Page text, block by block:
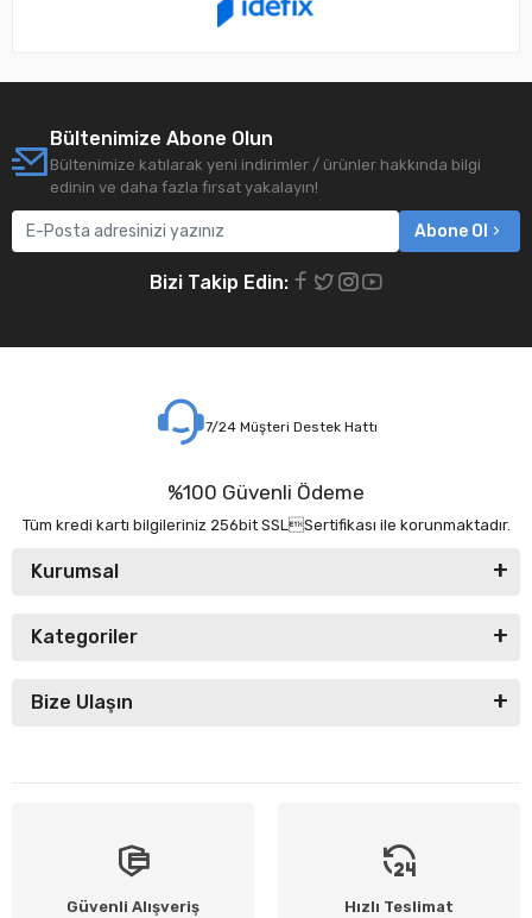
Bültenimize Abone Olun
Bültenimize katılarak yeni indirimler / ürünler hakkında bilgi
edinin ve daha fazla fırsat yakalayın!
Abone Ol
Bizi Takip Edin:
7/24 Müşteri Destek Hattı
%100 Güvenli Ödeme
Tüm kredi kartı bilgileriniz 256bit SSLSertifikası ile korunmaktadır.
Kurumsal
Kategoriler
Bize Ulaşın
Güvenli Alışveriş
Hızlı Teslimat